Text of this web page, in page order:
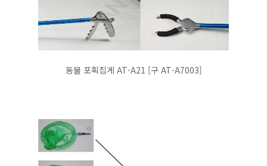
동물 포획집게 AT-A21 [구 AT-A7003]